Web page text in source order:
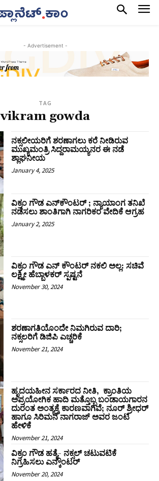
- Advertisement -
TAG
vikram gowda
ನಕ್ಸಲೀಯರಿಗೆ ಶರಣಾಗಲು ಕರೆ ನೀಡಿರುವ
ಮುಖ್ಯಮಂತ್ರಿ ಸಿದ್ದರಾಮಯ್ಯನರ ಈ ನಡೆ
ಶ್ಲಾಘನೀಯ
January 4, 2025
ವಿಕ್ರಂ ಗೌಡ ಎನ್‌ಕೌಂಟರ್‌ ; ನ್ಯಾಯಾಂಗ ತನಿಖೆ
ನಡೆಸಲು ಶಾಂತಿಗಾಗಿ ನಾಗರಿಕರ ವೇದಿಕೆ ಆಗ್ರಹ
January 2, 2025
ವಿಕ್ರಂ ಗೌಡ ಎನ್ ಕೌಂಟರ್ ನಕಲಿ ಅಲ್ಲ: ಸಚಿವೆ
ಲಕ್ಷ್ಮೀ ಹೆಬ್ಬಾಳಕರ್ ಸ್ಪಷ್ಟನೆ
November 30, 2024
ಶರಣಾಗತಿಯೊಂದೇ ನಿಮಗಿರುವ ದಾರಿ;
ನಕ್ಸಲರಿಗೆ ಡಿಜಿಪಿ ಎಚ್ಚರಿಕೆ
November 21, 2024
ಹೃದಯಹೀನ ಸರ್ಕಾರದ ನೀತಿ, ಕ್ರಾಂತಿಯ
ಅಪ್ರಯೋಗಿಕ ಹಾದಿ ಮತ್ತೊಬ್ಬ ಬಂಡಾಯಗಾರನ
ದುರಂತ ಅಂತ್ಯಕ್ಕೆ ಕಾರಣವಾಗಿವೆ; ನೂರ್ ಶ್ರೀಧರ್
ಹಾಗೂ ಸಿರಿಮನೆ ನಾಗರಾಜ್ ಅವರ ಜಂಟಿ
ಹೇಳಿಕೆ
November 21, 2024
ವಿಕ್ರಂ ಗೌಡ ಹತ್ಯೆ- ನಕ್ಸಲ್ ಚಟುವಟಿಕೆ
ನಿಗ್ರಹಿಸಲು ಎನ್ಕೌಂಟರ್
November 20, 2024